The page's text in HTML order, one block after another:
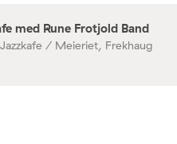
med Rune Frotjold Band
/ Meieriet, Frekhaug